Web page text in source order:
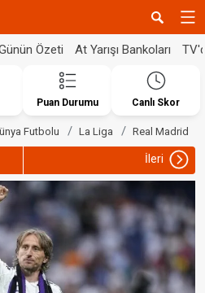
Özeti At Yarışı Bankoları
Puan Durumu Canlı Skor
Futbolu La Liga Real Madrid
İleri